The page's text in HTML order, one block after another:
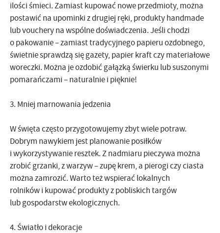
ilości śmieci. Zamiast kupować nowe przedmioty, można
postawić na upominki z drugiej ręki,produkty handmade
lubvouchery na wspólne doświadczenia. Jeśli chodzi
o pakowanie – zamiast tradycyjnego papieru ozdobnego,
świetnie sprawdzą sięgazety, papier kraftczymateriałowe
woreczki. Można je ozdobić gałązką świerku lub suszonymi
pomarańczami – naturalnie i pięknie!
3. Mniej marnowania jedzenia
W święta często przygotowujemy zbyt wiele potraw.
Dobrym nawykiem jestplanowanie posiłków
iwykorzystywanie resztek. Z nadmiaru pieczywa można
zrobić grzanki, z warzyw – zupę krem, a pierogi czy ciasta
można zamrozić. Warto też wspierać lokalnych
rolników i kupować produktyz pobliskich targów
lub gospodarstw ekologicznych.
4. Światło i dekoracje